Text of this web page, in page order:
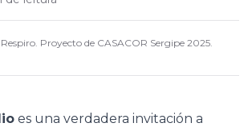
Proyecto de CASACOR Sergipe 2025.
es una verdadera invitación a